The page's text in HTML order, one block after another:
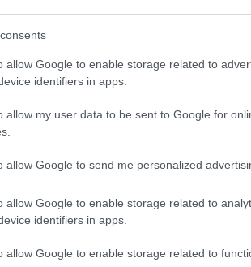
allow Google to enable storage related to
identifiers in apps.
allow my user data to be sent to Google for
allow Google to send me personalized
allow Google to enable storage related to
identifiers in apps.
allow Google to enable storage related to
TOVÁBB OLVASOM
ÚJRAINDUL A GYŐZIKE